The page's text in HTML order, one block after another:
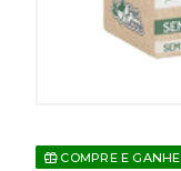
COMPRE E GANHE